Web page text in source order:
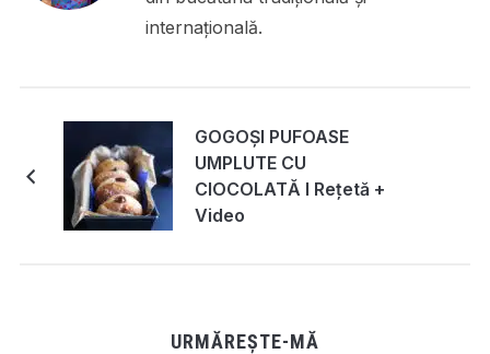
internațională.
GOGOȘI PUFOASE
UMPLUTE CU
CIOCOLATĂ I Rețetă +
Video
URMĂREȘTE-MĂ